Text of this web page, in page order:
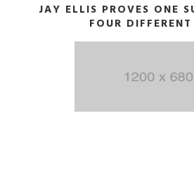
JAY ELLIS PROVES ONE
FOUR